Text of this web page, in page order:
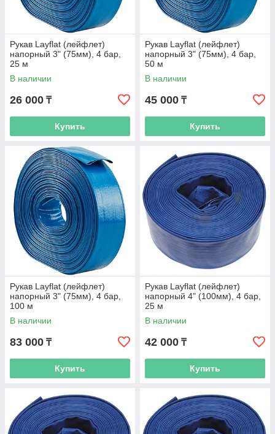
Рукав Layflat (лейфлет)
напорный 3" (75мм), 4 бар,
25 м
В наличии
26 000 ₸
Купить
Рукав Layflat (лейфлет)
напорный 3" (75мм), 4 бар,
50 м
В наличии
45 000 ₸
Купить
Рукав Layflat (лейфлет)
напорный 3" (75мм), 4 бар,
100 м
В наличии
83 000 ₸
Купить
Рукав Layflat (лейфлет)
напорный 4" (100мм), 4 бар,
25 м
В наличии
42 000 ₸
Купить